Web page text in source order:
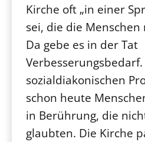
Kirche oft „in einer
sei, die die Menschen
Da gebe es in der Tat
sozialdiakonischen
schon heute
in Berührung, die
glaubten. Die Kirche